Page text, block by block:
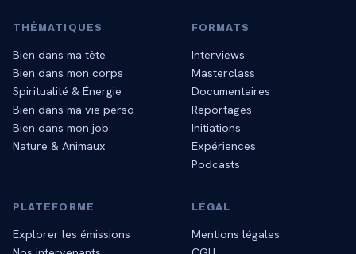
THÉMATIQUES
Bien dans ma tête
Bien dans mon corps
Spiritualité & Énergie
Bien dans ma vie perso
Bien dans mon job
Nature & Animaux
FORMATS
Interviews
Masterclass
Documentaires
Reportages
Initiations
Expériences
Podcasts
PLATEFORME
Explorer les émissions
LÉGAL
Mentions légales